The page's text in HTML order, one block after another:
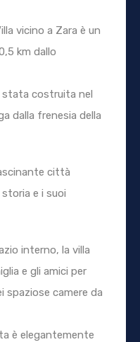
vicino a Zara è un
km dallo
stata costruita nel
dalla frenesia della
città
e i suoi
interno, la villa
e gli amici per
spaziose camere da
è elegantemente